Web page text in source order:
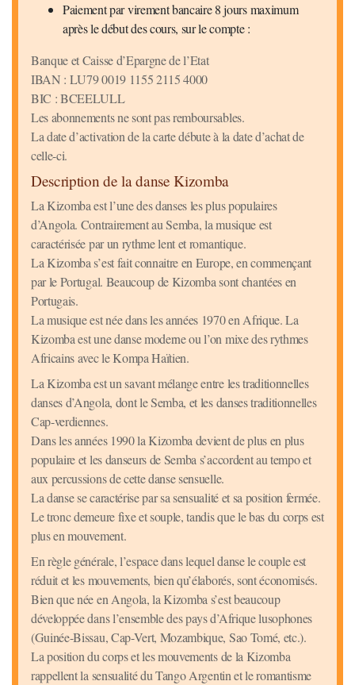
Paiement par virement bancaire 8 jours maximum
après le début des cours, sur le compte :
Banque et Caisse d’Epargne de l’Etat
IBAN : LU79 0019 1155 2115 4000
BIC : BCEELULL
Les abonnements ne sont pas remboursables.
La date d’activation de la carte débute à la date d’achat de
celle-ci.
Description de la danse Kizomba
La Kizomba est l’une des danses les plus populaires
d’Angola. Contrairement au Semba, la musique est
caractérisée par un rythme lent et romantique.
La Kizomba s’est fait connaitre en Europe, en commençant
par le Portugal. Beaucoup de Kizomba sont chantées en
Portugais.
La musique est née dans les années 1970 en Afrique. La
Kizomba est une danse moderne ou l’on mixe des rythmes
Africains avec le Kompa Haïtien.
La Kizomba est un savant mélange entre les traditionnelles
danses d’Angola, dont le Semba, et les danses traditionnelles
Cap-verdiennes.
Dans les années 1990 la Kizomba devient de plus en plus
populaire et les danseurs de Semba s’accordent au tempo et
aux percussions de cette danse sensuelle.
La danse se caractérise par sa sensualité et sa position fermée.
Le tronc demeure fixe et souple, tandis que le bas du corps est
plus en mouvement.
En règle générale, l’espace dans lequel danse le couple est
réduit et les mouvements, bien qu’élaborés, sont économisés.
Bien que née en Angola, la Kizomba s’est beaucoup
développée dans l’ensemble des pays d’Afrique lusophones
(Guinée-Bissau, Cap-Vert, Mozambique, Sao Tomé, etc.).
La position du corps et les mouvements de la Kizomba
rappellent la sensualité du Tango Argentin et le romantisme